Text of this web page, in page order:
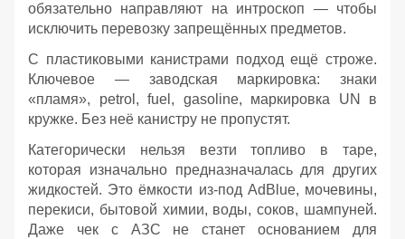
обязательно направляют на интроскоп — чтобы
исключить перевозку запрещённых предметов.
С пластиковыми канистрами подход ещё строже.
Ключевое — заводская маркировка: знаки
«пламя», petrol, fuel, gasoline, маркировка UN в
кружке. Без неё канистру не пропустят.
Категорически нельзя везти топливо в таре,
которая изначально предназначалась для других
жидкостей. Это ёмкости из‑под AdBlue, мочевины,
перекиси, бытовой химии, воды, соков, шампуней.
Даже чек с АЗС не станет основанием для